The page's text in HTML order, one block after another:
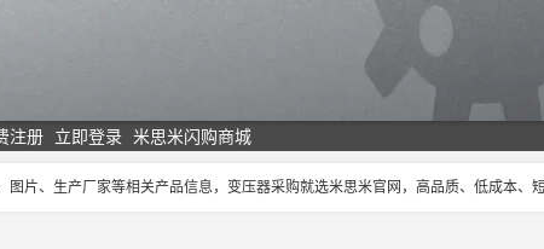
注册 立即登录 米思米闪购商城
片、生产厂家等相关产品信息，变压器采购就选米思米官网，高品质、低成本、